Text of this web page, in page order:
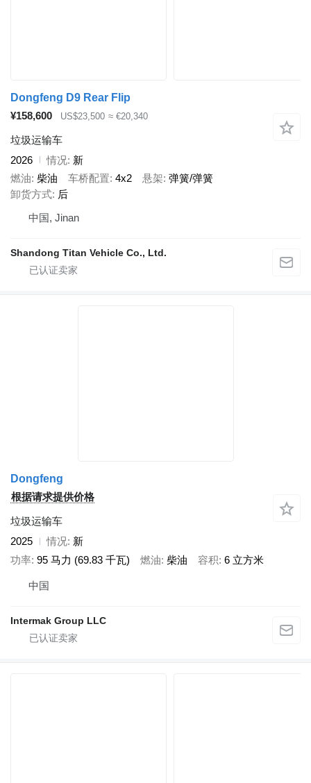
Dongfeng D9 Rear Flip
¥158,600
US$23,500 ≈ €20,340
垃圾运输车
2026
情况 新
燃油 柴油 车桥配置 4x2 悬架 弹簧/弹簧
卸货方式 后
中国, Jinan
Shandong Titan Vehicle Co., Ltd.
Dongfeng
根据请求提供价格
垃圾运输车
2025
情况 新
功率 95 马力 (69.83 千瓦) 燃油 柴油 容积 6 立方米
中国
Intermak Group LLC